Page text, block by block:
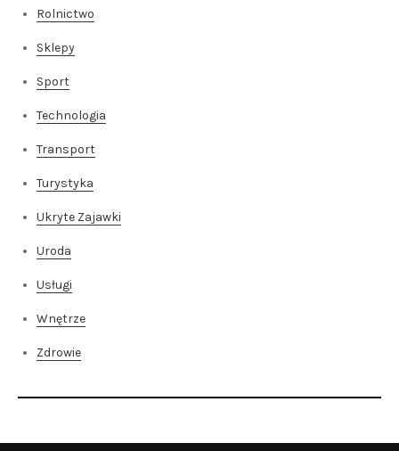
Rolnictwo
Sklepy
Sport
Technologia
Transport
Turystyka
Ukryte Zajawki
Uroda
Usługi
Wnętrze
Zdrowie